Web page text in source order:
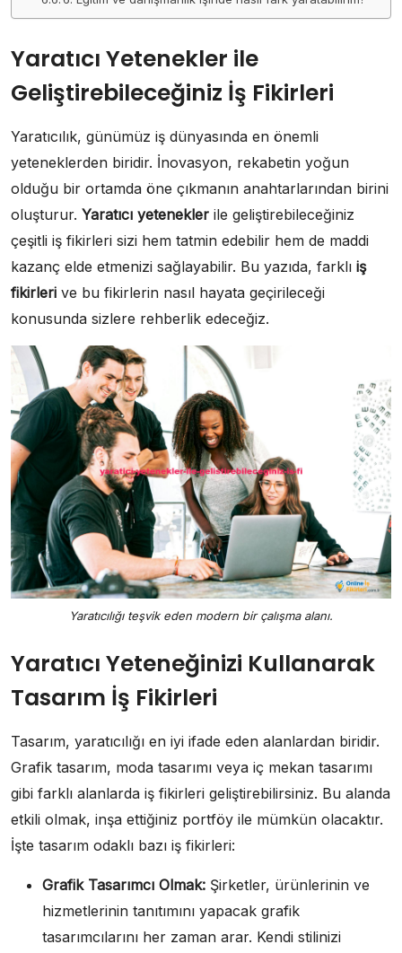
Yaratıcı Yetenekler ile
Geliştirebileceğiniz İş Fikirleri
Yaratıcılık, günümüz iş dünyasında en önemli
yeteneklerden biridir. İnovasyon, rekabetin yoğun
olduğu bir ortamda öne çıkmanın anahtarlarından birini
oluşturur. Yaratıcı yetenekler ile geliştirebileceğiniz
çeşitli iş fikirleri sizi hem tatmin edebilir hem de maddi
kazanç elde etmenizi sağlayabilir. Bu yazıda, farklı iş
fikirleri ve bu fikirlerin nasıl hayata geçirileceği
konusunda sizlere rehberlik edeceğiz.
Yaratıcılığı teşvik eden modern bir çalışma alanı.
Yaratıcı Yeteneğinizi Kullanarak
Tasarım İş Fikirleri
Tasarım, yaratıcılığı en iyi ifade eden alanlardan biridir.
Grafik tasarım, moda tasarımı veya iç mekan tasarımı
gibi farklı alanlarda iş fikirleri geliştirebilirsiniz. Bu alanda
etkili olmak, inşa ettiğiniz portföy ile mümkün olacaktır.
İşte tasarım odaklı bazı iş fikirleri:
Grafik Tasarımcı Olmak: Şirketler, ürünlerinin ve
hizmetlerinin tanıtımını yapacak grafik
tasarımcılarını her zaman arar. Kendi stilinizi